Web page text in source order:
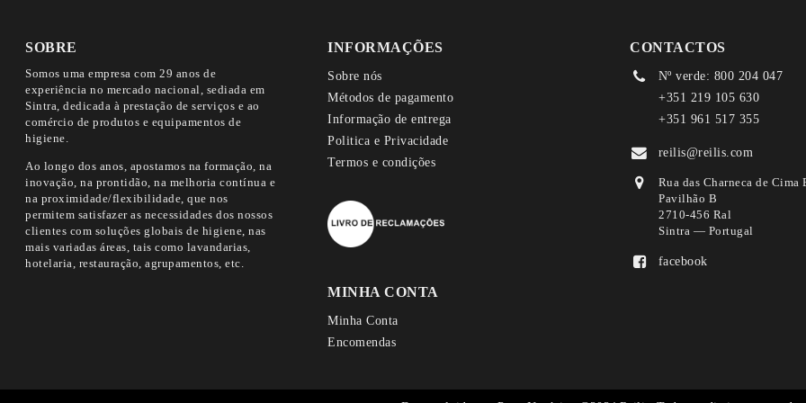
SOBRE
Somos uma empresa com 29 anos de
experiência no mercado nacional, sediada em
Sintra, dedicada à prestação de serviços e ao
comércio de produtos e equipamentos de
higiene.
Ao longo dos anos, apostamos na formação, na
inovação, na prontidão, na melhoria contínua e
na proximidade/flexibilidade, que nos
permitem satisfazer as necessidades dos nossos
clientes com soluções globais de higiene, nas
mais variadas áreas, tais como lavandarias,
hotelaria, restauração, agrupamentos, etc.
INFORMAÇÕES
Sobre nós
Métodos de pagamento
Informação de entrega
Politica e Privacidade
Termos e condições
MINHA CONTA
Minha Conta
Encomendas
CONTACTOS
Nº verde: 800 204 047
+351 219 105 630
+351 961 517 355
reilis@reilis.com
Rua das Charneca de Cima
Pavilhão B
2710-456 Ral
Sintra — Portugal
facebook